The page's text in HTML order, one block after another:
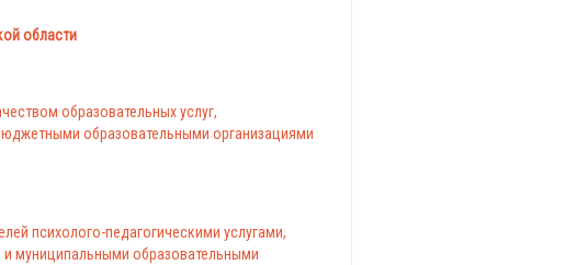
области
образовательных услуг,
образовательными организациями
психолого-педагогическими услугами,
муниципальными образовательными